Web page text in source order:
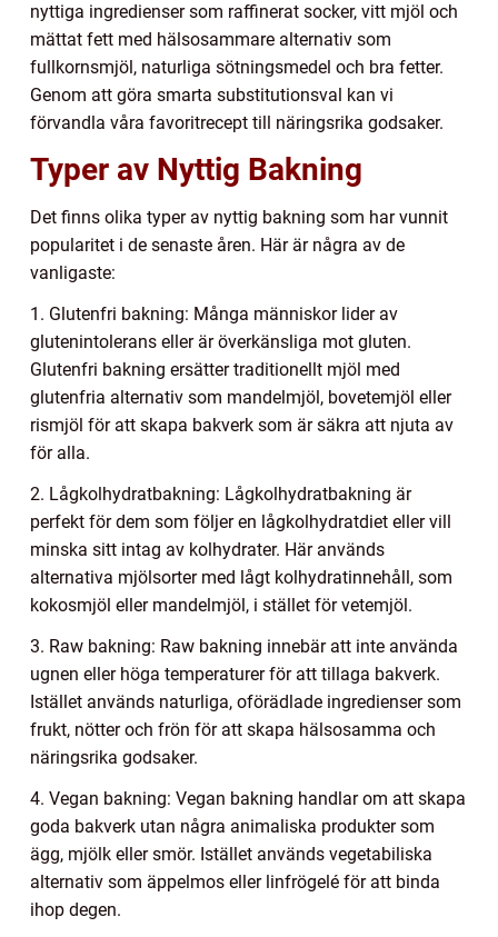
nyttiga ingredienser som raffinerat socker, vitt mjöl och
mättat fett med hälsosammare alternativ som
fullkornsmjöl, naturliga sötningsmedel och bra fetter.
Genom att göra smarta substitutionsval kan vi
förvandla våra favoritrecept till näringsrika godsaker.
Typer av Nyttig Bakning
Det finns olika typer av nyttig bakning som har vunnit
popularitet i de senaste åren. Här är några av de
vanligaste:
1. Glutenfri bakning: Många människor lider av
glutenintolerans eller är överkänsliga mot gluten.
Glutenfri bakning ersätter traditionellt mjöl med
glutenfria alternativ som mandelmjöl, bovetemjöl eller
rismjöl för att skapa bakverk som är säkra att njuta av
för alla.
2. Lågkolhydratbakning: Lågkolhydratbakning är
perfekt för dem som följer en lågkolhydratdiet eller vill
minska sitt intag av kolhydrater. Här används
alternativa mjölsorter med lågt kolhydratinnehåll, som
kokosmjöl eller mandelmjöl, i stället för vetemjöl.
3. Raw bakning: Raw bakning innebär att inte använda
ugnen eller höga temperaturer för att tillaga bakverk.
Istället används naturliga, oförädlade ingredienser som
frukt, nötter och frön för att skapa hälsosamma och
näringsrika godsaker.
4. Vegan bakning: Vegan bakning handlar om att skapa
goda bakverk utan några animaliska produkter som
ägg, mjölk eller smör. Istället används vegetabiliska
alternativ som äppelmos eller linfrögelé för att binda
ihop degen.